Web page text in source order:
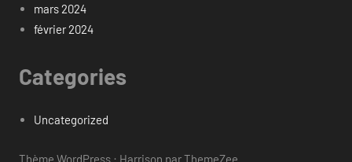
mars 2024
février 2024
Categories
Uncategorized
Thème WordPress : Harrison par ThemeZee.